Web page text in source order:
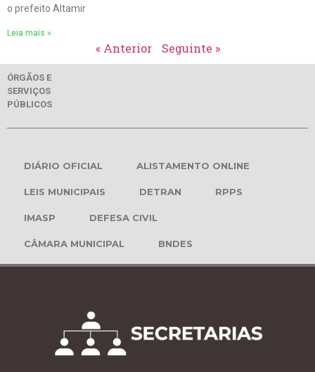
o prefeito Altamir
Leia mais »
« Anterior Seguinte »
ÓRGÃOS E
SERVIÇOS
PÚBLICOS
DIÁRIO OFICIAL ALISTAMENTO ONLINE
LEIS MUNICIPAIS DETRAN RPPS
IMASP DEFESA CIVIL
CÂMARA MUNICIPAL BNDES